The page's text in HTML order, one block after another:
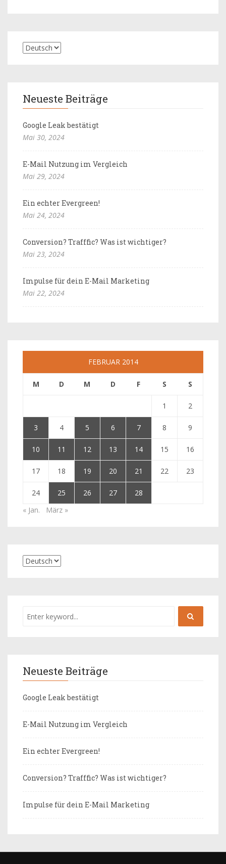
Neueste Beiträge
Google Leak bestätigt
Mai 30, 2024
E-Mail Nutzung im Vergleich
Mai 29, 2024
Ein echter Evergreen!
Mai 24, 2024
Conversion? Trafffic? Was ist wichtiger?
Mai 23, 2024
Impulse für dein E-Mail Marketing
Mai 22, 2024
FEBRUAR 2014
M D M D F S S
1 2
3 4 5 6 7 8 9
10 11 12 13 14 15 16
17 18 19 20 21 22 23
24 25 26 27
28
« Jan.
März »
Neueste Beiträge
Google Leak bestätigt
E-Mail Nutzung im Vergleich
Ein echter Evergreen!
Conversion? Trafffic? Was ist wichtiger?
Impulse für dein E-Mail Marketing